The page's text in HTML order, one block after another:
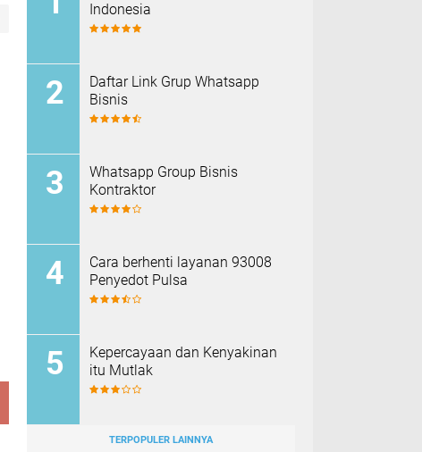
Indonesia
Daftar Link Grup Whatsapp
Bisnis
Whatsapp Group Bisnis
Kontraktor
Cara berhenti layanan 93008
Penyedot Pulsa
Kepercayaan dan Kenyakinan
itu Mutlak
TERPOPULER LAINNYA